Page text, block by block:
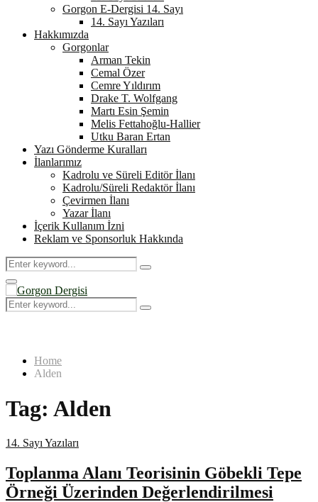
Gorgon E-Dergisi 14. Sayı
14. Sayı Yazıları
Hakkımızda
Gorgonlar
Arman Tekin
Cemal Özer
Cemre Yıldırım
Drake T. Wolfgang
Martı Esin Şemin
Melis Fettahoğlu-Hallier
Utku Baran Ertan
Yazı Gönderme Kuralları
İlanlarımız
Kadrolu ve Süreli Editör İlanı
Kadrolu/Süreli Redaktör İlanı
Çevirmen İlanı
Yazar İlanı
İçerik Kullanım İzni
Reklam ve Sponsorluk Hakkında
Search
for:
Search
Primary
Menu
Search
for:
Search
Home
Alden
Tag: Alden
14. Sayı Yazıları
Toplanma Alanı Teorisinin Göbekli Tepe
Örneği Üzerinden Değerlendirilmesi